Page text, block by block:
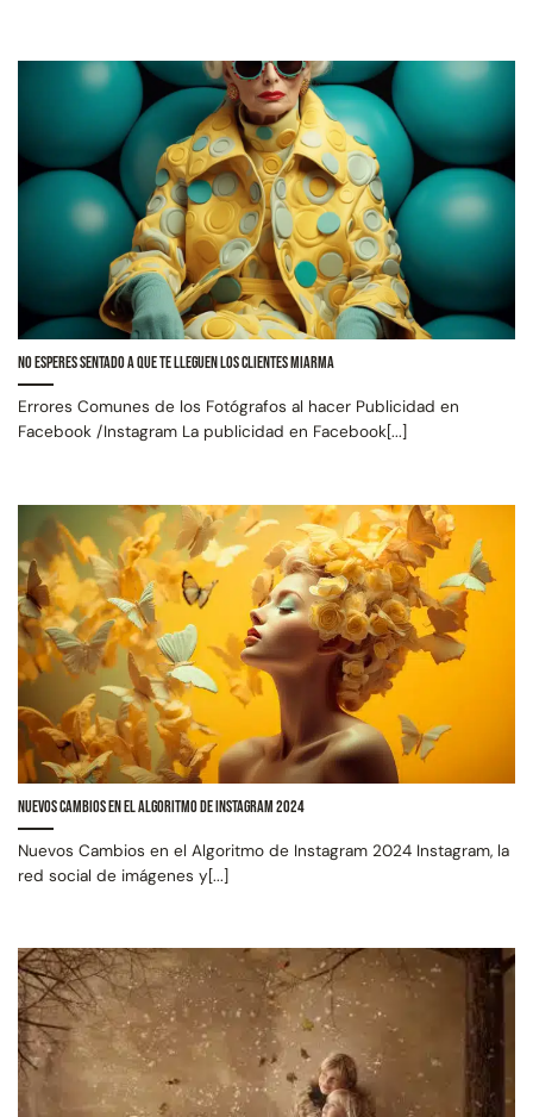
No esperes sentado a que te lleguen los clientes miarma
Errores Comunes de los Fotógrafos al hacer Publicidad en
Facebook /Instagram La publicidad en Facebook[...]
Nuevos Cambios en el Algoritmo de Instagram 2024
Nuevos Cambios en el Algoritmo de Instagram 2024 Instagram, la
red social de imágenes y[...]